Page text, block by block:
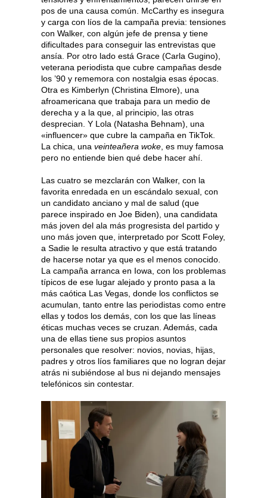
pos de una causa común. McCarthy es insegura
y carga con líos de la campaña previa: tensiones
con Walker, con algún jefe de prensa y tiene
dificultades para conseguir las entrevistas que
ansía. Por otro lado está Grace (Carla Gugino),
veterana periodista que cubre campañas desde
los ’90 y rememora con nostalgia esas épocas.
Otra es Kimberlyn (Christina Elmore), una
afroamericana que trabaja para un medio de
derecha y a la que, al principio, las otras
desprecian. Y Lola (Natasha Behnam), una
«influencer» que cubre la campaña en TikTok.
La chica, una veinteañera woke , es muy famosa
pero no entiende bien qué debe hacer ahí.
Las cuatro se mezclarán con Walker, con la
favorita enredada en un escándalo sexual, con
un candidato anciano y mal de salud (que
parece inspirado en Joe Biden), una candidata
más joven del ala más progresista del partido y
uno más joven que, interpretado por Scott Foley,
a Sadie le resulta atractivo y que está tratando
de hacerse notar ya que es el menos conocido.
La campaña arranca en Iowa, con los problemas
típicos de ese lugar alejado y pronto pasa a la
más caótica Las Vegas, donde los conflictos se
acumulan, tanto entre las periodistas como entre
ellas y todos los demás, con los que las líneas
éticas muchas veces se cruzan. Además, cada
una de ellas tiene sus propios asuntos
personales que resolver: novios, novias, hijas,
padres y otros líos familiares que no logran dejar
atrás ni subiéndose al bus ni dejando mensajes
telefónicos sin contestar.